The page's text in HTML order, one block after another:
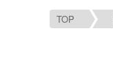
TOP